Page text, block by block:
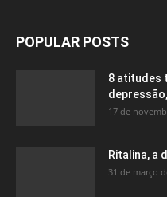
POPULAR POSTS
8 atitudes
17 de
Ritalina, a
31 de março